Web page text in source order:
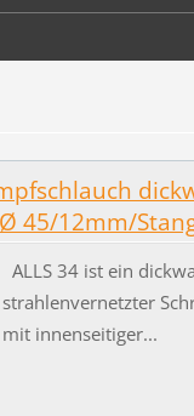
45/12mm/
ALLS 34 ist ein
strahlenvernetzter
mit innenseitiger...